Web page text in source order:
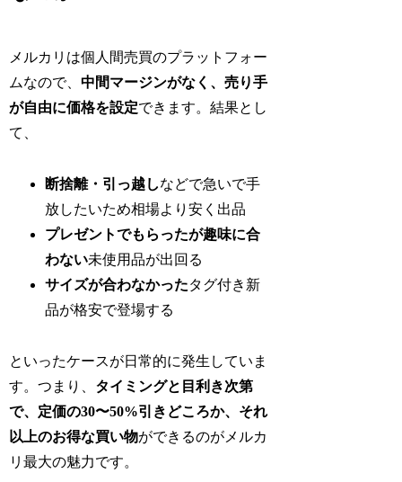
メルカリは個人間売買のプラットフォー
ムなので、中間マージンがなく、売り手
が自由に価格を設定できます。結果とし
て、
断捨離・引っ越しなどで急いで手
放したいため相場より安く出品
プレゼントでもらったが趣味に合
わない未使用品が出回る
サイズが合わなかったタグ付き新
品が格安で登場する
といったケースが日常的に発生していま
す。つまり、 タイミングと目利き次第
で、定価の30〜50%引きどころか、それ
以上のお得な買い物ができるのがメルカ
リ最大の魅力です。